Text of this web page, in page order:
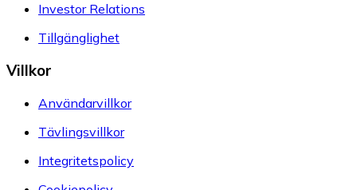
Investor Relations
Tillgänglighet
Villkor
Användarvillkor
Tävlingsvillkor
Integritetspolicy